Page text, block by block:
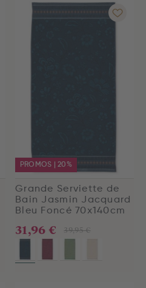
PROMOS | 20%
Grande Serviette de
Bain Jasmin Jacquard
Bleu Foncé 70x140cm
39,95 €
31,96 €